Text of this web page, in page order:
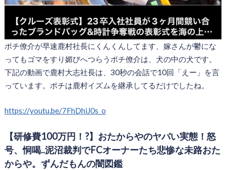
ポチ僚介が早速鹿村社長にくんくんしてます、嫁さんが鬱にな
ってもゴマをすり媚びへつらうポチ僚介は、犬の中の犬です。
下記の動画で鹿村大志社長は、30秒の会話で10回「えー」を言
っています。ポチは鹿村イズムを継承してるだけでしたね。
https://youtu.be/7FhDhiJ0s_o
【研修費100万円！?】おたからやのヤバい実態！怒
号、恫喝..泥沼裁判でFCオーナーたち悲惨な未路おた
からや。ずんだもんの闇図鑑